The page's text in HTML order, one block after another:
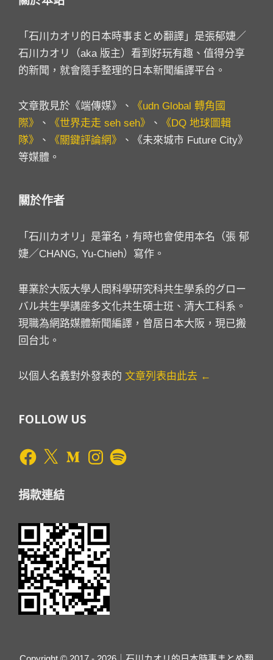
「石川カオリ的日本時事まとめ翻譯」是張郁婕／
石川カオリ（aka 版主）看到好玩有趣、值得分享
的新聞，就會隨手整理的日本新聞編譯平台。
文章散見於《端傳媒》、
《udn Global 轉角國
際》
、 《世界走走 seh seh》 、
《DQ 地球圖輯
隊》
、 《關鍵評論網》
、《未來城市 Future City》
等媒體。
關於作者
「石川カオリ」是筆名，有時也會使用本名（張 郁
婕／CHANG, Yu-Chieh）寫作。
畢業於大阪大學人間科學研究科共生學系的グロー
バル共生學講座多文化共生碩士班、清大工科系。
現職為網路媒體新聞編譯，曾居日本大阪，現已搬
回台北。
以個人名義對外發表的 文章列表由此去 ←
FOLLOW US
Facebook
X MediumInstagram
Spotify
捐款連結